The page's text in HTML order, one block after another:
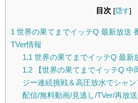
目次 [隠す]
1 世界の果てまでイッテQ 最新放送
TVer情報
1.1世界の果てまでイッテQ 最新
1.2【世界の果てまでイッテQ 中
ジー連続挑戦＆高圧放水でシャ
配信/無料動画/見逃し/TVer/再放